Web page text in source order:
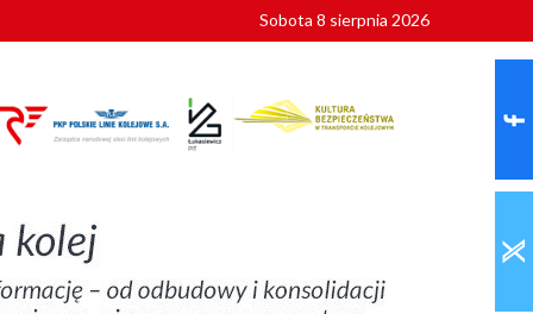
Sobota 8 sierpnia 2026